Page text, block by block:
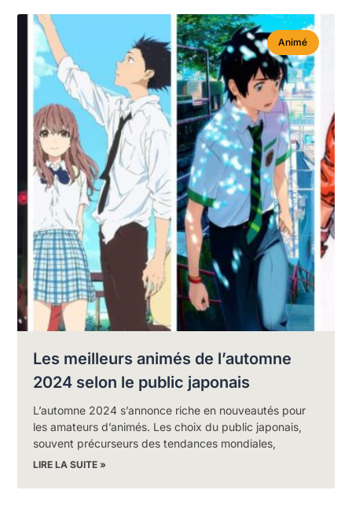
Animé
Les meilleurs animés de l’automne
2024 selon le public japonais
L’automne 2024 s’annonce riche en nouveautés pour
les amateurs d’animés. Les choix du public japonais,
souvent précurseurs des tendances mondiales,
LIRE LA SUITE »